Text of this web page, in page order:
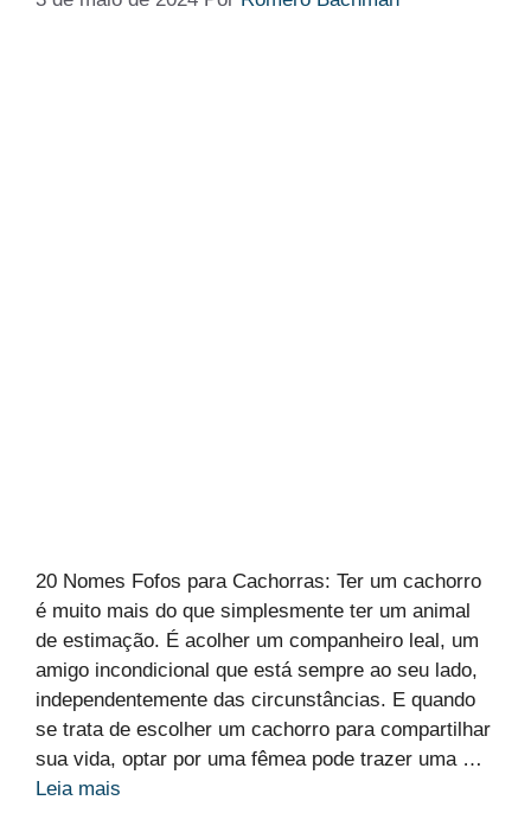
20 Nomes Fofos para Cachorras: Ter um cachorro
é muito mais do que simplesmente ter um animal
de estimação. É acolher um companheiro leal, um
amigo incondicional que está sempre ao seu lado,
independentemente das circunstâncias. E quando
se trata de escolher um cachorro para compartilhar
sua vida, optar por uma fêmea pode trazer uma …
Leia mais